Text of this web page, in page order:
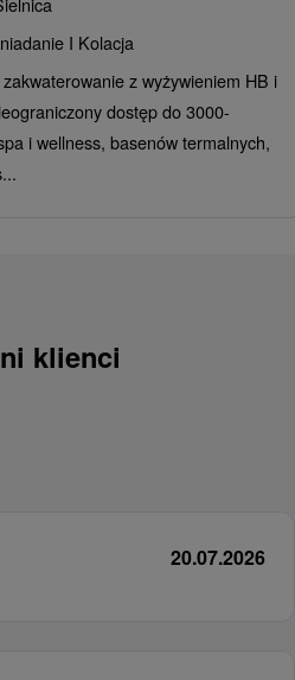
I Kolacja
z wyżywieniem HB i
dostęp do 3000-
i wellness, basenów termalnych,
klienci
20.07.2026